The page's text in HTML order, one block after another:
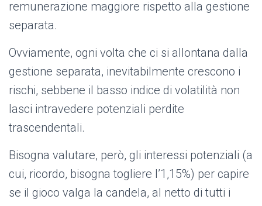
remunerazione maggiore rispetto alla gestione
separata.
Ovviamente, ogni volta che ci si allontana dalla
gestione separata, inevitabilmente crescono i
rischi, sebbene il basso indice di volatilità non
lasci intravedere potenziali perdite
trascendentali.
Bisogna valutare, però, gli interessi potenziali (a
cui, ricordo, bisogna togliere l’1,15%) per capire
se il gioco valga la candela, al netto di tutti i